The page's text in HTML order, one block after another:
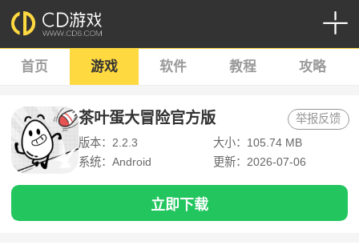
首页 游戏 软件 教程 攻略
茶叶蛋大冒险官方版
版本：2.2.3
大小：105.74 MB
系统：Android
更新：2026-07-06
举报反馈
立即下载